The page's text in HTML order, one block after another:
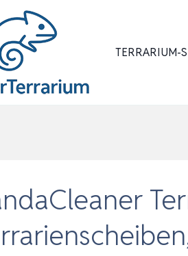
TERRARIUM-